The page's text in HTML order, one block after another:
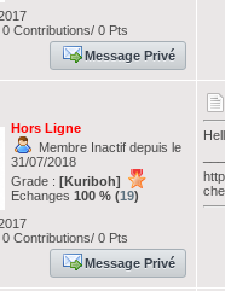
Contributions/ 0 Pts
Message Privé
Hors Ligne
Membre Inactif depuis le
31/07/2018
Grade : [Kuriboh]
Echanges 100 % (19)
Contributions/ 0 Pts
Message Privé